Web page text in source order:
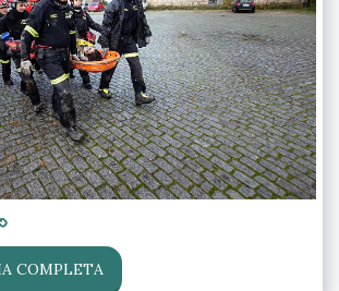
COMPLETA